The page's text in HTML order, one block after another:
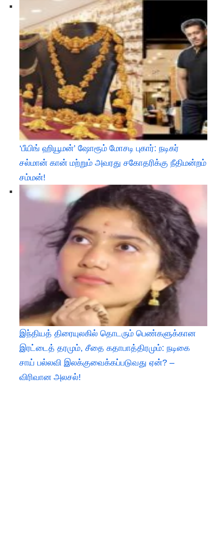
‘பீயிங் ஹியூமன்’ ஷோரூம் மோசடி புகார்: நடிகர்
சல்மான் கான் மற்றும் அவரது சகோதரிக்கு நீதிமன்றம்
சம்மன்!
இந்தியத் திரையுலகில் தொடரும் பெண்களுக்கான
இரட்டைத் தரமும், சீதை கதாபாத்திரமும்: நடிகை
சாய் பல்லவி இலக்குவைக்கப்படுவது ஏன்? –
விரிவான அலசல்!